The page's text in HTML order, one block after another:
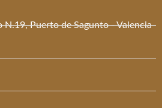
N.19, Puerto de Sagunto - Valencia